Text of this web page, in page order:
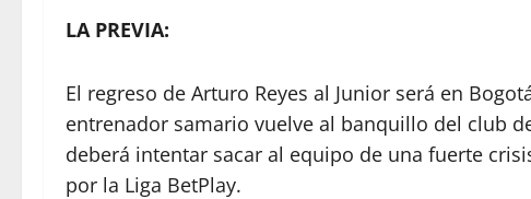
LA PREVIA:
El regreso de Arturo Reyes al Junior será en
entrenador samario vuelve al banquillo del club
deberá intentar sacar al equipo de una fuerte
por la Liga BetPlay.